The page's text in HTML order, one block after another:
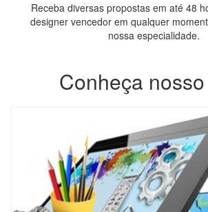
Receba diversas propostas em até 48
designer vencedor em qualquer
nossa especialidade.
Conheça